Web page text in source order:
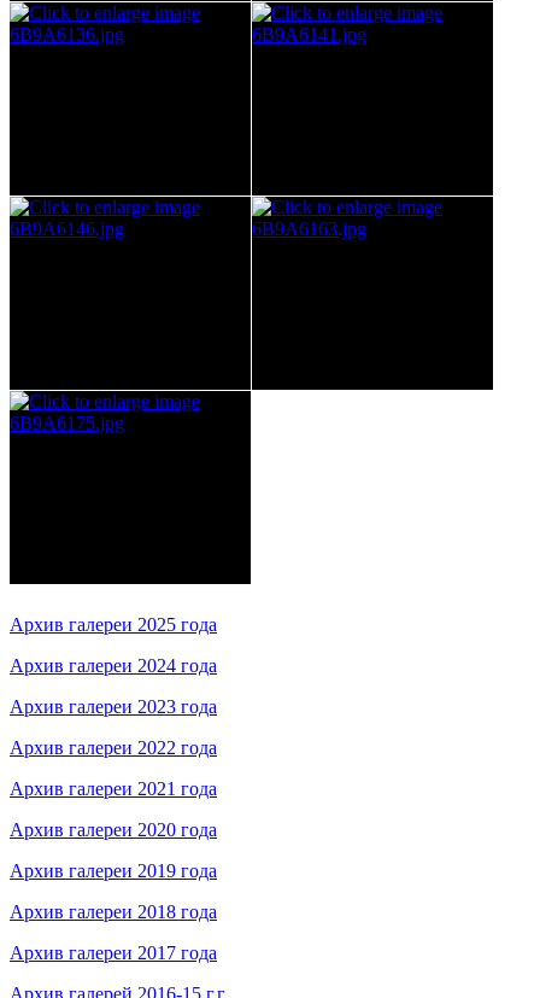
Архив галереи 2025 года
Архив галереи 2024 года
Архив галереи 2023 года
Архив галереи 2022 года
Архив галереи 2021 года
Архив галереи 2020 года
Архив галереи 2019 года
Архив галереи 2018 года
Архив галереи 2017 года
Архив галерей 2016-15 г.г.